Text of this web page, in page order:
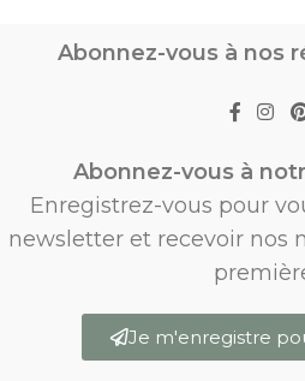
Abonnez-vous à nos
Abonnez-vous à
Enregistrez-vous pour
newsletter et recevoir nos
Je m'enregistre